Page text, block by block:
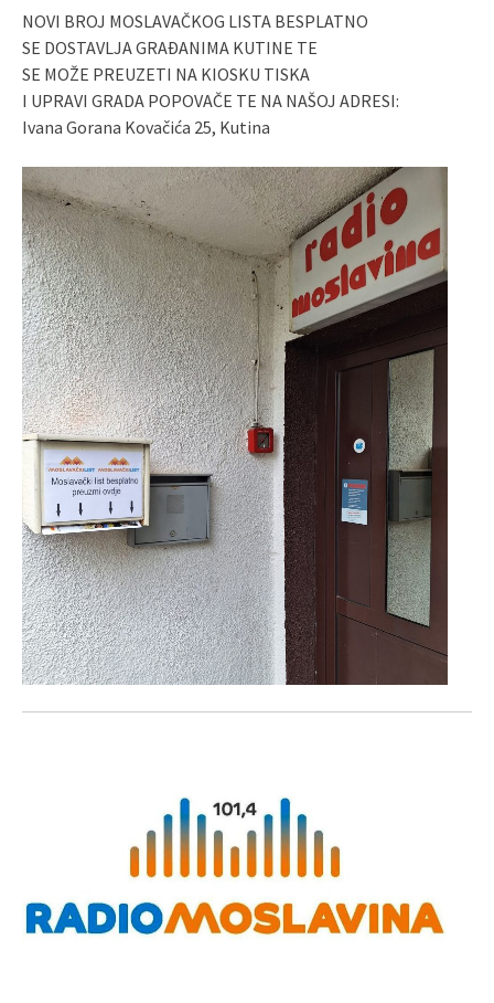
NOVI BROJ MOSLAVAČKOG LISTA BESPLATNO
SE DOSTAVLJA GRAĐANIMA KUTINE TE
SE MOŽE PREUZETI NA KIOSKU TISKA
I UPRAVI GRADA POPOVAČE TE NA NAŠOJ ADRESI:
Ivana Gorana Kovačića 25, Kutina